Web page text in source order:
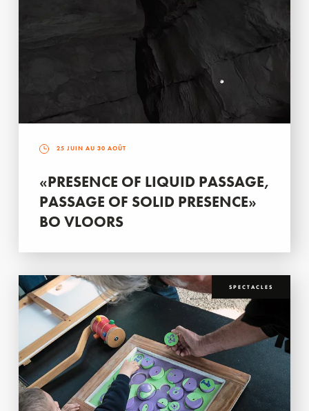
25 JUIN AU 30 AOÛT
«PRESENCE OF LIQUID PASSAGE,
PASSAGE OF SOLID PRESENCE»
BO VLOORS
SPECTACLES